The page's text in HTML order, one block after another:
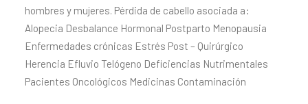
hombres y mujeres. Pérdida de cabello asociada a:
Alopecia Desbalance Hormonal Postparto Menopausia
Enfermedades crónicas Estrés Post – Quirúrgico
Herencia Efluvio Telógeno Deficiencias Nutrimentales
Pacientes Oncológicos Medicinas Contaminación